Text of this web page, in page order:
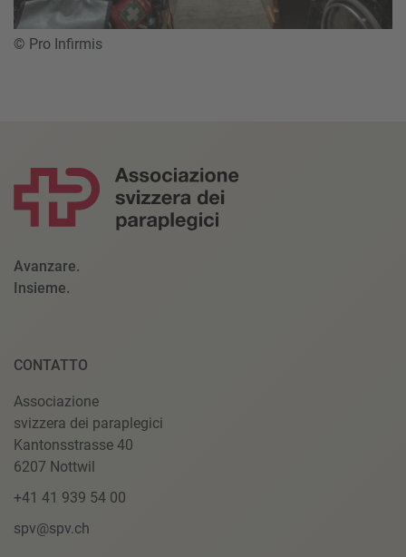
© Pro Infirmis
Avanzare.
Insieme.
CONTATTO
Associazione
svizzera dei paraplegici
Kantonsstrasse 40
6207 Nottwil
+41 41 939 54 00
spv@spv.ch